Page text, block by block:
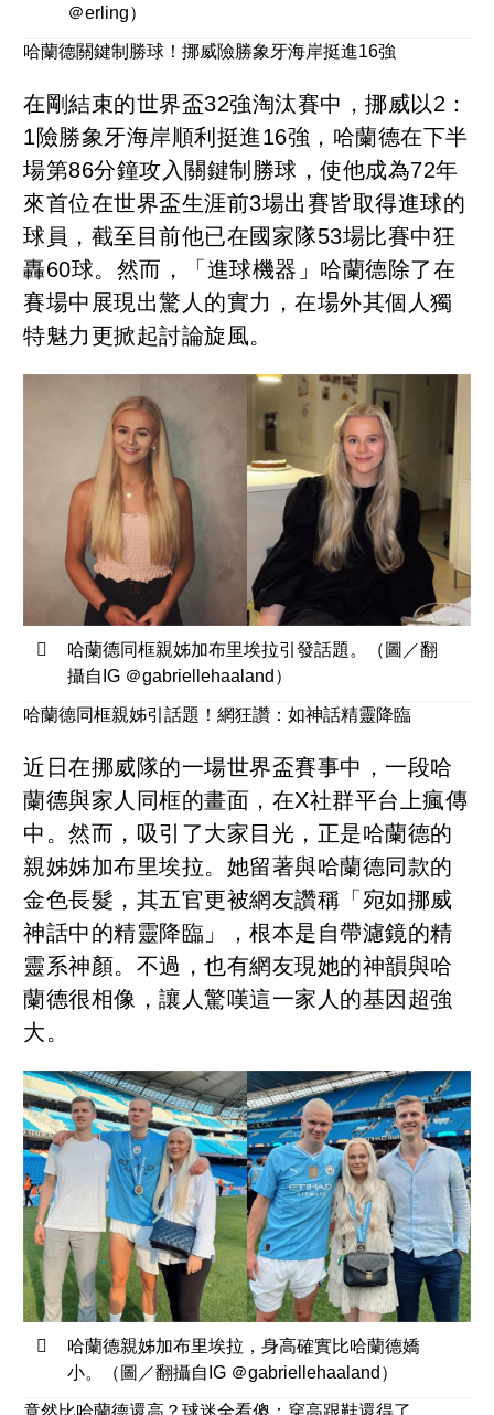
＠erling）
哈蘭德關鍵制勝球！挪威險勝象牙海岸挺進16強
在剛結束的世界盃32強淘汰賽中，挪威以2：
1險勝象牙海岸順利挺進16強，哈蘭德在下半
場第86分鐘攻入關鍵制勝球，使他成為72年
來首位在世界盃生涯前3場出賽皆取得進球的
球員，截至目前他已在國家隊53場比賽中狂
轟60球。然而，「進球機器」哈蘭德除了在
賽場中展現出驚人的實力，在場外其個人獨
特魅力更掀起討論旋風。
哈蘭德同框親姊加布里埃拉引發話題。（圖／翻
攝自IG ＠gabriellehaaland）
哈蘭德同框親姊引話題！網狂讚：如神話精靈降臨
近日在挪威隊的一場世界盃賽事中，一段哈
蘭德與家人同框的畫面，在X社群平台上瘋傳
中。然而，吸引了大家目光，正是哈蘭德的
親姊姊加布里埃拉。她留著與哈蘭德同款的
金色長髮，其五官更被網友讚稱「宛如挪威
神話中的精靈降臨」，根本是自帶濾鏡的精
靈系神顏。不過，也有網友現她的神韻與哈
蘭德很相像，讓人驚嘆這一家人的基因超強
大。
哈蘭德親姊加布里埃拉，身高確實比哈蘭德嬌
小。（圖／翻攝自IG ＠gabriellehaaland）